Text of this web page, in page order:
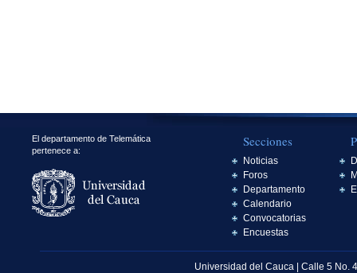
El departamento de Telemática
pertenece a:
Secciones
Noticias
Foros
Departamento
Calendario
Convocatorias
Encuestas
Universidad del Cauca | Calle 5 No.